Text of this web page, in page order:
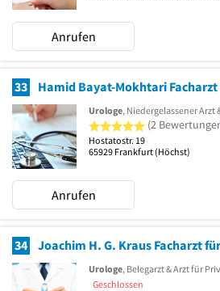
Anrufen
33 Hamid Bayat-Mokhtari
Urologe, Niedergelassener
5 von 5 Sternen
(2
Hostatostr. 19
65929 Frankfurt (Höchst)
Anrufen
34 Joachim H. G. Kraus Facharzt
Urologe, Belegarzt & Arzt für
Geschlossen